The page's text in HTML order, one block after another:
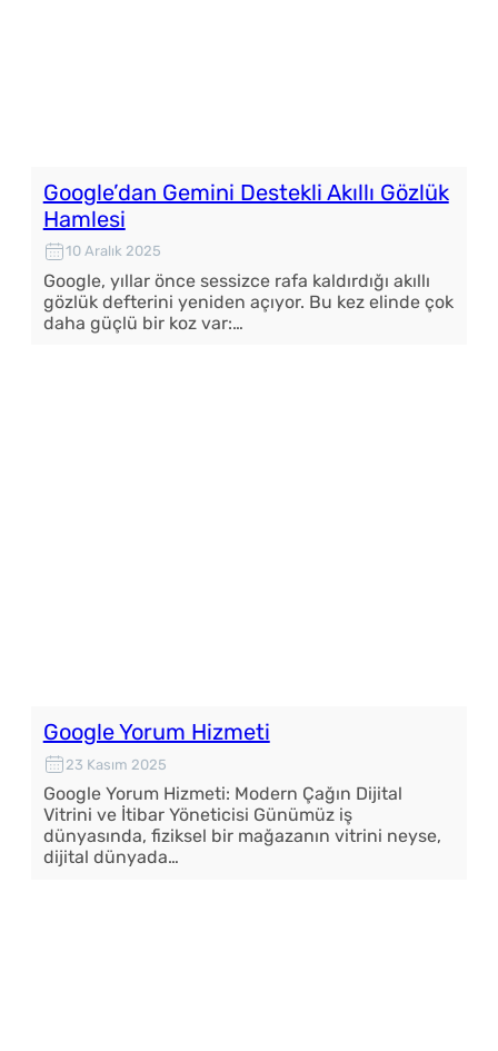
Google’dan Gemini Destekli Akıllı Gözlük
Hamlesi
10 Aralık 2025
Google, yıllar önce sessizce rafa kaldırdığı akıllı
gözlük defterini yeniden açıyor. Bu kez elinde çok
daha güçlü bir koz var:…
Google Yorum Hizmeti
23 Kasım 2025
Google Yorum Hizmeti: Modern Çağın Dijital
Vitrini ve İtibar Yöneticisi Günümüz iş
dünyasında, fiziksel bir mağazanın vitrini neyse,
dijital dünyada…